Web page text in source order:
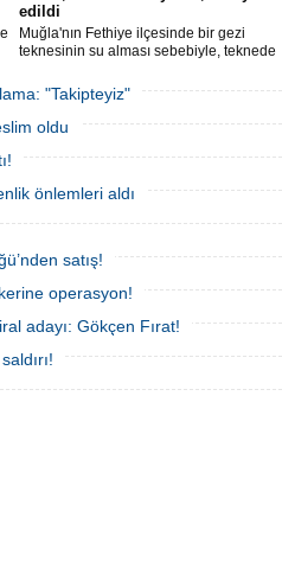
edildi
Muğla'nın Fethiye ilçesinde bir gezi
teknesinin su alması sebebiyle, teknede
teknenin batmaması için bölgede
kurtarma çalışması başlatıldı.
"Takipteyiz"
oldu
önlemleri aldı
satış!
operasyon!
adayı: Gökçen Fırat!